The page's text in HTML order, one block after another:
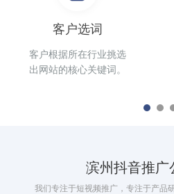
客户选词
客户根据所在行业挑选
出网站的核心关键词。
滨州抖音推广
我们专注于短视频推广，专注于产品